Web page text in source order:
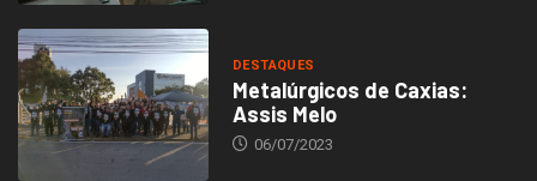
DESTAQUES
Metalúrgicos de Caxias:
Assis Melo
06/07/2023